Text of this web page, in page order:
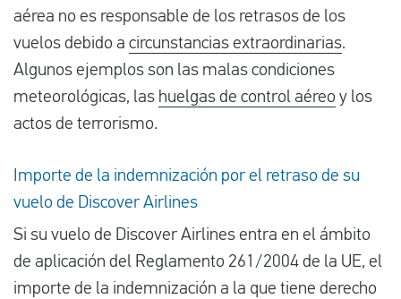
aérea no es responsable de los retrasos de los
vuelos debido a circunstancias extraordinarias.
Algunos ejemplos son las malas condiciones
meteorológicas, las huelgas de control aéreo y los
actos de terrorismo.
Importe de la indemnización por el retraso de su
vuelo de Discover Airlines
Si su vuelo de Discover Airlines entra en el ámbito
de aplicación del Reglamento 261/2004 de la UE, el
importe de la indemnización a la que tiene derecho